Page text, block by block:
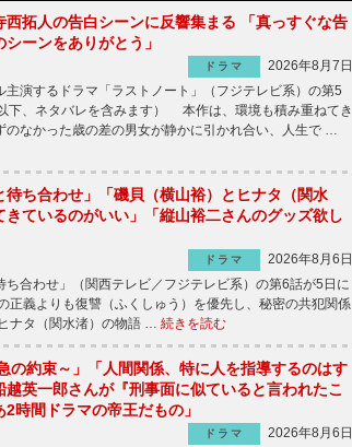
西拓人の告白シーンに反響集まる 「真っすぐな告
ーンをありがとう」
ドラマ
2026年8月7日
演するドラマ「ラストノート」（フジテレビ系）の第5
下、ネタバレを含みます） 本作は、環境も積み重ねてき
なかった歳の差の男女が静かに引かれ合い、人生で …
待ち合わせ」「磯貝（横山裕）とヒナタ（関水
ているのがいい」「縦山裕二さんのグッズ欲し
ドラマ
2026年8月6日
合わせ」（関西テレビ／フジテレビ系）の第6話が5日に
義よりも復讐（ふくしゅう）を優先し、秘密の共犯関係
ナタ（関水渚）の物語 … 続きを読む
の約束～」「人間関係、特に人を指導するのはす
英一郎さんが『刑事面に似ていると言われたこ
時間ドラマの帝王だもの」
ドラマ
2026年8月6日